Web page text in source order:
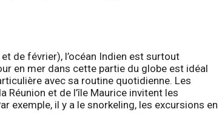
de février), l’océan Indien est surtout
en mer dans cette partie du globe est idéal
avec sa routine quotidienne. Les
Réunion et de l’île Maurice invitent les
exemple, il y a le snorkeling, les excursions en